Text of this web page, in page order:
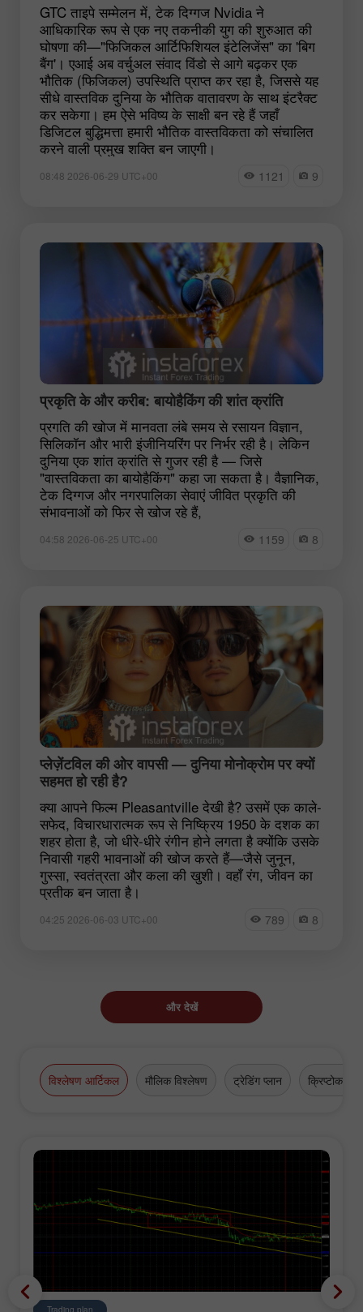
GTC ताइपे सम्मेलन में, टेक दिग्गज Nvidia ने
आधिकारिक रूप से एक नए तकनीकी युग की शुरुआत की
घोषणा की—"फिजिकल आर्टिफिशियल इंटेलिजेंस" का 'बिग
बैंग'। एआई अब वर्चुअल संवाद विंडो से आगे बढ़कर एक
भौतिक (फिजिकल) उपस्थिति प्राप्त कर रहा है, जिससे यह
सीधे वास्तविक दुनिया के भौतिक वातावरण के साथ इंटरैक्ट
कर सकेगा। हम ऐसे भविष्य के साक्षी बन रहे हैं जहाँ
डिजिटल बुद्धिमत्ता हमारी भौतिक वास्तविकता को संचालित
करने वाली प्रमुख शक्ति बन जाएगी।
08:48 2026-06-29 UTC+00 1121 9
प्रकृति के और करीब: बायोहैकिंग की शांत क्रांति
प्रगति की खोज में मानवता लंबे समय से रसायन विज्ञान,
सिलिकॉन और भारी इंजीनियरिंग पर निर्भर रही है। लेकिन
दुनिया एक शांत क्रांति से गुजर रही है — जिसे
"वास्तविकता का बायोहैकिंग" कहा जा सकता है। वैज्ञानिक,
टेक दिग्गज और नगरपालिका सेवाएं जीवित प्रकृति की
संभावनाओं को फिर से खोज रहे हैं,
04:58 2026-06-25 UTC+00 1159 8
प्लेज़ेंटविल की ओर वापसी — दुनिया मोनोक्रोम पर क्यों
सहमत हो रही है?
क्या आपने फिल्म Pleasantville देखी है? उसमें एक काले-
सफेद, विचारधारात्मक रूप से निष्क्रिय 1950 के दशक का
शहर होता है, जो धीरे-धीरे रंगीन होने लगता है क्योंकि उसके
निवासी गहरी भावनाओं की खोज करते हैं—जैसे जुनून,
गुस्सा, स्वतंत्रता और कला की खुशी। वहाँ रंग, जीवन का
प्रतीक बन जाता है।
04:25 2026-06-03 UTC+00 789 8
और देखें
विश्लेषण आर्टिकल मौलिक विश्लेषण ट्रेडिंग प्लान क्रिप्टोकरेंसी
Trading plan